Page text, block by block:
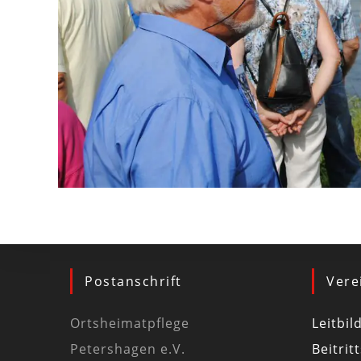
Postanschrift
Ortsheimatpflege
Petershagen e.V.